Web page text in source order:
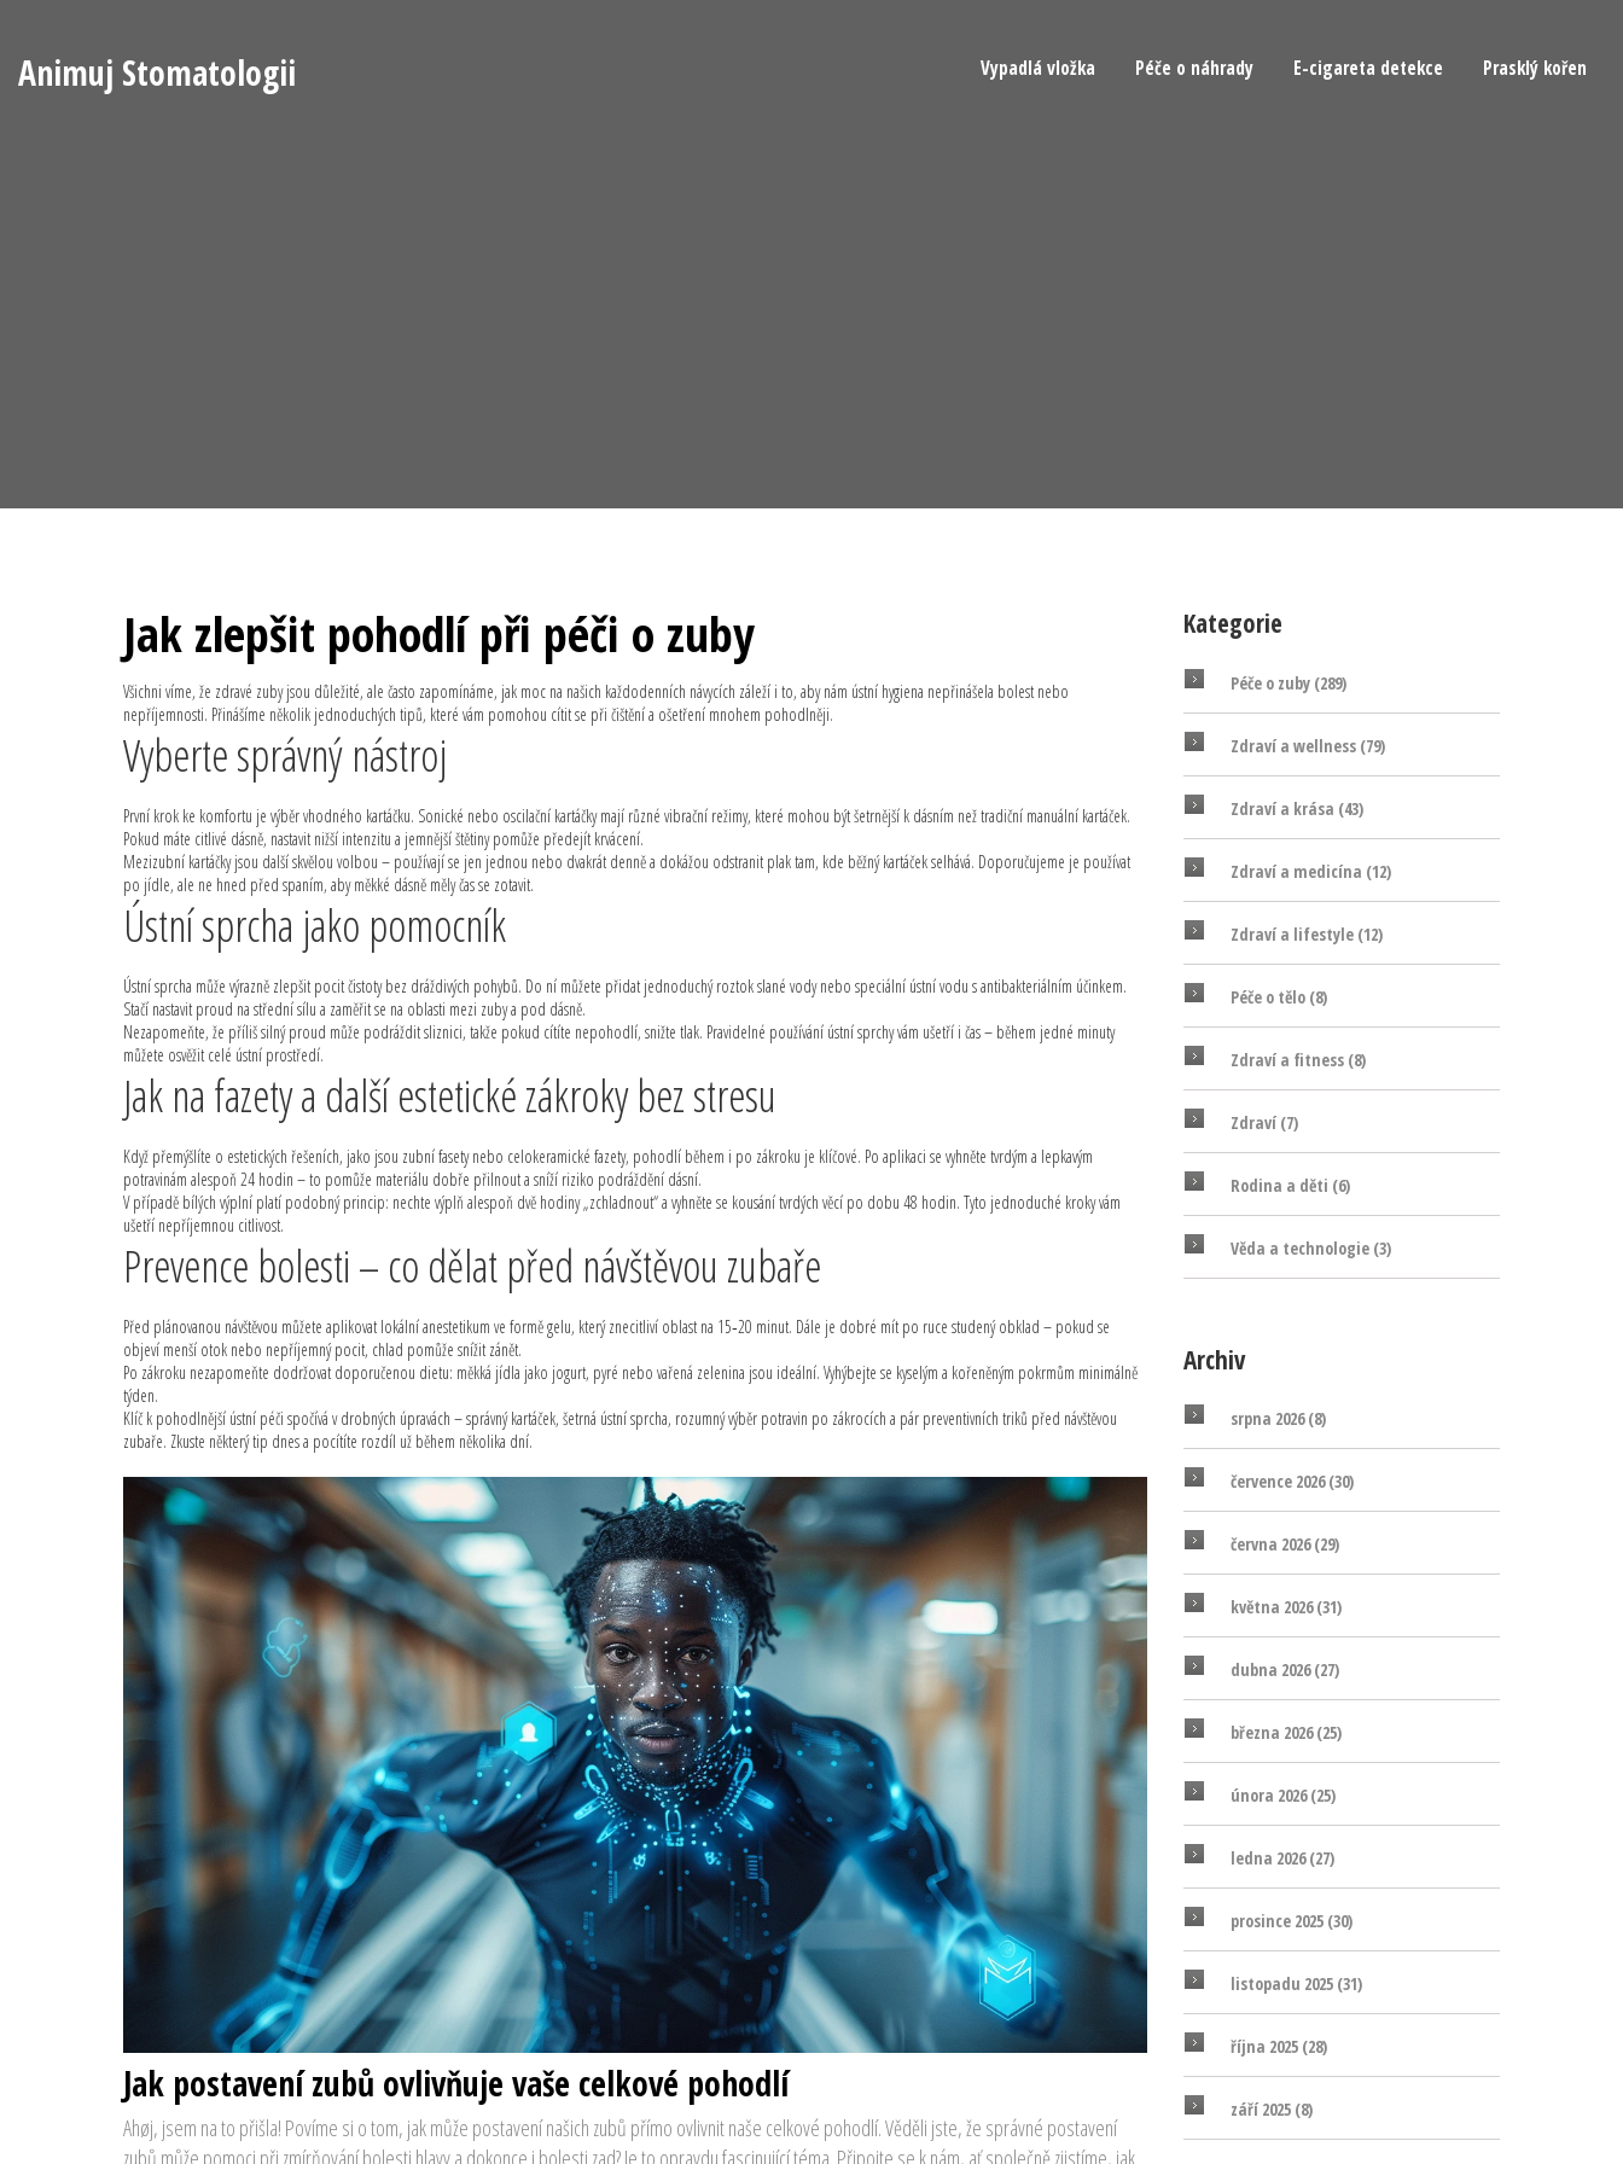
Animuj Stomatologii Vypadlá vložka Péče o náhrady E-cigareta detekce Prasklý kořen
Jak zlepšit pohodlí při péči o zuby
Všichni víme, že zdravé zuby jsou důležité, ale často zapomínáme, jak moc na našich každodenních návycích záleží i to, aby nám ústní hygiena nepřinášela bolest nebo
nepříjemnosti. Přinášíme několik jednoduchých tipů, které vám pomohou cítit se při čištění a ošetření mnohem pohodlněji.
Vyberte správný nástroj
První krok ke komfortu je výběr vhodného kartáčku. Sonické nebo oscilační kartáčky mají různé vibrační režimy, které mohou být šetrnější k dásním než tradiční manuální kartáček.
Pokud máte citlivé dásně, nastavit nižší intenzitu a jemnější štětiny pomůže předejít krvácení.
Mezizubní kartáčky jsou další skvělou volbou – používají se jen jednou nebo dvakrát denně a dokážou odstranit plak tam, kde běžný kartáček selhává. Doporučujeme je používat
po jídle, ale ne hned před spaním, aby měkké dásně měly čas se zotavit.
Ústní sprcha jako pomocník
Ústní sprcha může výrazně zlepšit pocit čistoty bez dráždivých pohybů. Do ní můžete přidat jednoduchý roztok slané vody nebo speciální ústní vodu s antibakteriálním účinkem.
Stačí nastavit proud na střední sílu a zaměřit se na oblasti mezi zuby a pod dásně.
Nezapomeňte, že příliš silný proud může podráždit sliznici, takže pokud cítíte nepohodlí, snižte tlak. Pravidelné používání ústní sprchy vám ušetří i čas – během jedné minuty
můžete osvěžit celé ústní prostředí.
Jak na fazety a další estetické zákroky bez stresu
Když přemýšlíte o estetických řešeních, jako jsou zubní fasety nebo celokeramické fazety, pohodlí během i po zákroku je klíčové. Po aplikaci se vyhněte tvrdým a lepkavým
potravinám alespoň 24 hodin – to pomůže materiálu dobře přilnout a sníží riziko podráždění dásní.
V případě bílých výplní platí podobný princip: nechte výplň alespoň dvě hodiny „zchladnout“ a vyhněte se kousání tvrdých věcí po dobu 48 hodin. Tyto jednoduché kroky vám
ušetří nepříjemnou citlivost.
Prevence bolesti – co dělat před návštěvou zubaře
Před plánovanou návštěvou můžete aplikovat lokální anestetikum ve formě gelu, který znecitliví oblast na 15‑20 minut. Dále je dobré mít po ruce studený obklad – pokud se
objeví menší otok nebo nepříjemný pocit, chlad pomůže snížit zánět.
Po zákroku nezapomeňte dodržovat doporučenou dietu: měkká jídla jako jogurt, pyré nebo vařená zelenina jsou ideální. Vyhýbejte se kyselým a kořeněným pokrmům minimálně
týden.
Klíč k pohodlnější ústní péči spočívá v drobných úpravách – správný kartáček, šetrná ústní sprcha, rozumný výběr potravin po zákrocích a pár preventivních triků před návštěvou
zubaře. Zkuste některý tip dnes a pocítíte rozdíl už během několika dní.
Jak postavení zubů ovlivňuje vaše celkové pohodlí
Ahøj, jsem na to přišla! Povíme si o tom, jak může postavení našich zubů přímo ovlivnit naše celkové pohodlí. Věděli jste, že správné postavení
zubů může pomoci při zmírňování bolesti hlavy a dokonce i bolesti zad? Je to opravdu fascinující téma. Připojte se k nám, ať společně zjistíme, jak
Kategorie
Péče o zuby (289)
Zdraví a wellness (79)
Zdraví a krása (43)
Zdraví a medicína (12)
Zdraví a lifestyle (12)
Péče o tělo (8)
Zdraví a fitness (8)
Zdraví (7)
Rodina a děti (6)
Věda a technologie (3)
Archiv
srpna 2026(8)
července 2026(30)
června 2026(29)
května 2026(31)
dubna 2026(27)
března 2026(25)
února 2026(25)
ledna 2026(27)
prosince 2025 (30)
listopadu 2025 (31)
října 2025 (28)
září 2025 (8)